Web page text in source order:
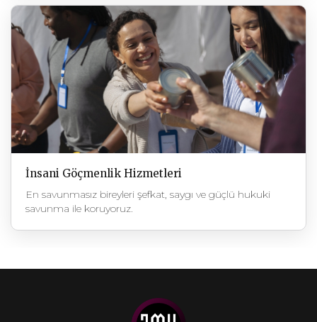
İnsani Göçmenlik Hizmetleri
En savunmasız bireyleri şefkat, saygı ve güçlü hukuki
savunma ile koruyoruz.